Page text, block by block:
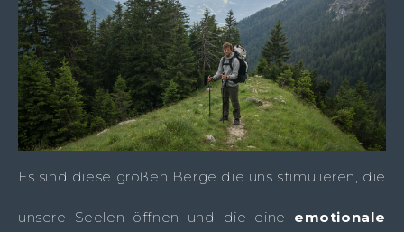
Es sind diese großen Berge die uns stimulieren, die
unsere Seelen öffnen und die eine emotionale